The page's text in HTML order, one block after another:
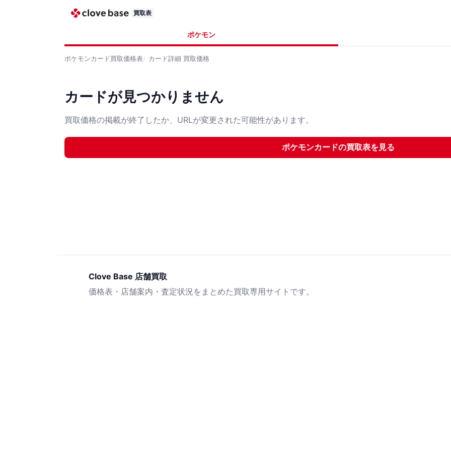
買取表
ポケモン
ポケモンカード買取価格表 カード詳細 買取価格
カードが見つかりません
買取価格の掲載が終了したか、URLが変更された可能性があります。
ポケモンカードの買取表を見る
Clove Base 店舗買取
価格表・店舗案内・査定状況をまとめた買取専用サイトです。